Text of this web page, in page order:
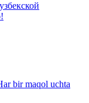
bir maqol uchta